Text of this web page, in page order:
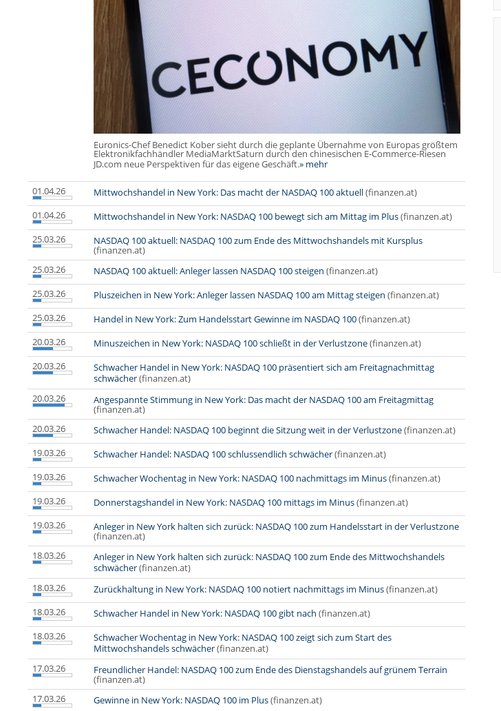
Euronics-Chef Benedict Kober sieht durch die geplante Übernahme von Europas größtem
Elektronikfachhändler MediaMarktSaturn durch den chinesischen E-Commerce-Riesen
JD.com neue Perspektiven für das eigene Geschäft.» mehr
01.04.26 Mittwochshandel in New York: Das macht der NASDAQ 100 aktuell(finanzen.at)
01.04.26
Mittwochshandel in New York: NASDAQ 100 bewegt sich am Mittag im Plus(finanzen.at)
25.03.26
NASDAQ 100 aktuell: NASDAQ 100 zum Ende des Mittwochshandels mit Kursplus
(finanzen.at)
25.03.26
NASDAQ 100 aktuell: Anleger lassen NASDAQ 100 steigen (finanzen.at)
25.03.26
Pluszeichen in New York: Anleger lassen NASDAQ 100 am Mittag steigen (finanzen.at)
25.03.26
Handel in New York: Zum Handelsstart Gewinne im NASDAQ 100(finanzen.at)
20.03.26
Minuszeichen in New York: NASDAQ 100 schließt in der Verlustzone(finanzen.at)
20.03.26
Schwacher Handel in New York: NASDAQ 100 präsentiert sich am Freitagnachmittag
schwächer(finanzen.at)
20.03.26
Angespannte Stimmung in New York: Das macht der NASDAQ 100 am Freitagmittag
(finanzen.at)
20.03.26
Schwacher Handel: NASDAQ 100 beginnt die Sitzung weit in der Verlustzone(finanzen.at)
19.03.26
Schwacher Handel: NASDAQ 100 schlussendlich schwächer(finanzen.at)
19.03.26
Schwacher Wochentag in New York: NASDAQ 100 nachmittags im Minus(finanzen.at)
19.03.26
Donnerstagshandel in New York: NASDAQ 100 mittags im Minus(finanzen.at)
19.03.26
Anleger in New York halten sich zurück: NASDAQ 100 zum Handelsstart in der Verlustzone
(finanzen.at)
18.03.26
Anleger in New York halten sich zurück: NASDAQ 100 zum Ende des Mittwochshandels
schwächer(finanzen.at)
18.03.26
Zurückhaltung in New York: NASDAQ 100 notiert nachmittags im Minus(finanzen.at)
18.03.26
Schwacher Handel in New York: NASDAQ 100 gibt nach (finanzen.at)
18.03.26
Schwacher Wochentag in New York: NASDAQ 100 zeigt sich zum Start des
Mittwochshandels schwächer(finanzen.at)
17.03.26
Freundlicher Handel: NASDAQ 100 zum Ende des Dienstagshandels auf grünem Terrain
(finanzen.at)
17.03.26
Gewinne in New York: NASDAQ 100 im Plus(finanzen.at)